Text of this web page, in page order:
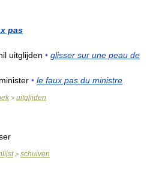
pas
uitglijden • glisser sur une peau de
• le faux pas du ministre
> uitglijden
> schuiven